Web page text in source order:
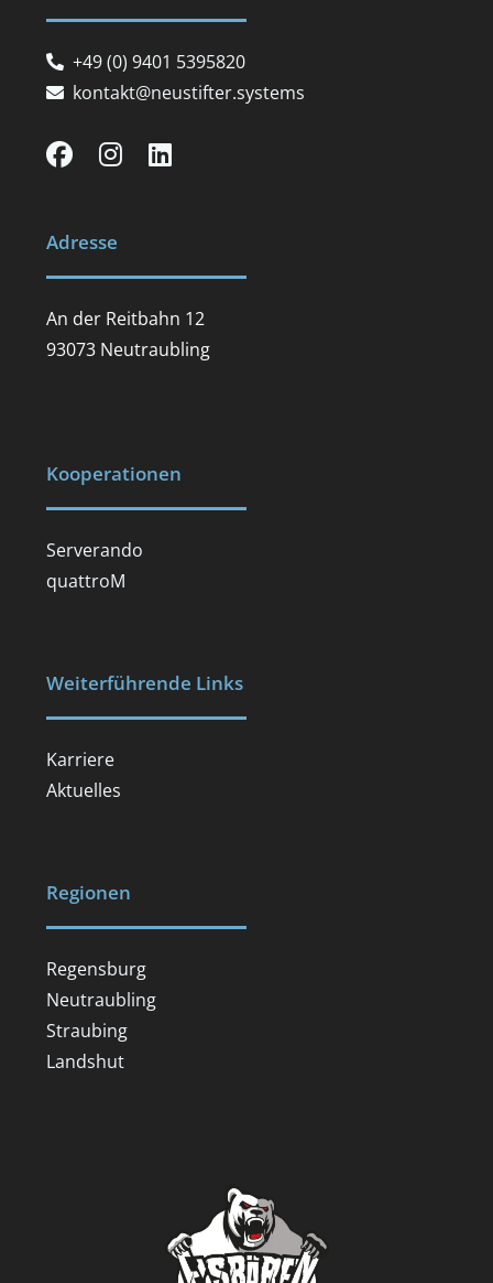
+49 (0) 9401 5395820
kontakt@neustifter.systems
Adresse
An der Reitbahn 12
93073 Neutraubling
Kooperationen
Serverando
quattroM
Weiterführende Links
Karriere
Aktuelles
Regionen
Regensburg
Neutraubling
Straubing
Landshut